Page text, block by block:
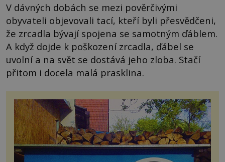
V dávných dobách se mezi pověrčivými
obyvateli objevovali tací, kteří byli přesvědčeni,
že zrcadla bývají spojena se samotným ďáblem.
A když dojde k poškození zrcadla, ďábel se
uvolní a na svět se dostává jeho zloba. Stačí
přitom i docela malá prasklina.